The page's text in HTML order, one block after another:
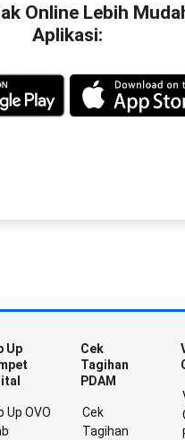
Online Lebih
Aplikasi:
Up
Up OVO
Cek
Tagihan
PDAM
Cek
Tagihan